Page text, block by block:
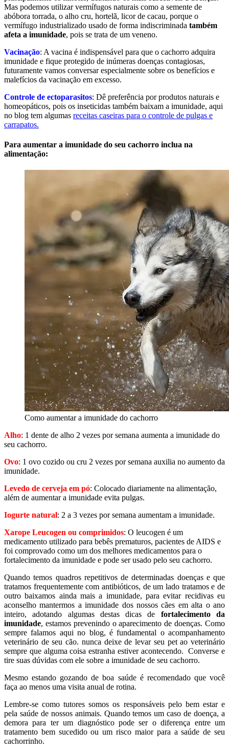
Mas podemos utilizar vermífugos naturais como a semente de
abóbora torrada, o alho cru, hortelã, licor de cacau, porque o
vermífugo industrializado usado de forma indiscriminada também
afeta a imunidade, pois se trata de um veneno.
Vacinação: A vacina é indispensável para que o cachorro adquira
imunidade e fique protegido de inúmeras doenças contagiosas,
futuramente vamos conversar especialmente sobre os benefícios e
malefícios da vacinação em excesso.
Controle de ectoparasitos: Dê preferência por produtos naturais e
homeopáticos, pois os inseticidas também baixam a imunidade, aqui
no blog tem algumas receitas caseiras para o controle de pulgas e
carrapatos.
Para aumentar a imunidade do seu cachorro inclua na
alimentação:
Como aumentar a imunidade do cachorro
Alho: 1 dente de alho 2 vezes por semana aumenta a imunidade do
seu cachorro.
Ovo: 1 ovo cozido ou cru 2 vezes por semana auxilia no aumento da
imunidade.
Levedo de cerveja em pó: Colocado diariamente na alimentação,
além de aumentar a imunidade evita pulgas.
Iogurte natural: 2 a 3 vezes por semana aumentam a imunidade.
Xarope Leucogen ou comprimidos: O leucogen é um
medicamento utilizado para bebês prematuros, pacientes de AIDS e
foi comprovado como um dos melhores medicamentos para o
fortalecimento da imunidade e pode ser usado pelo seu cachorro.
Quando temos quadros repetitivos de determinadas doenças e que
tratamos frequentemente com antibióticos, de um lado tratamos e de
outro baixamos ainda mais a imunidade, para evitar recidivas eu
aconselho mantermos a imunidade dos nossos cães em alta o ano
inteiro, adotando algumas destas dicas de fortalecimento da
imunidade, estamos prevenindo o aparecimento de doenças. Como
sempre falamos aqui no blog, é fundamental o acompanhamento
veterinário de seu cão. nunca deixe de levar seu pet ao veterinário
sempre que alguma coisa estranha estiver acontecendo. Converse e
tire suas dúvidas com ele sobre a imunidade de seu cachorro.
Mesmo estando gozando de boa saúde é recomendado que você
faça ao menos uma visita anual de rotina.
Lembre-se como tutores somos os responsáveis pelo bem estar e
pela saúde de nossos animais. Quando temos um caso de doença, a
demora para ter um diagnóstico pode ser o diferença entre um
tratamento bem sucedido ou um risco maior para a saúde de seu
cachorrinho.